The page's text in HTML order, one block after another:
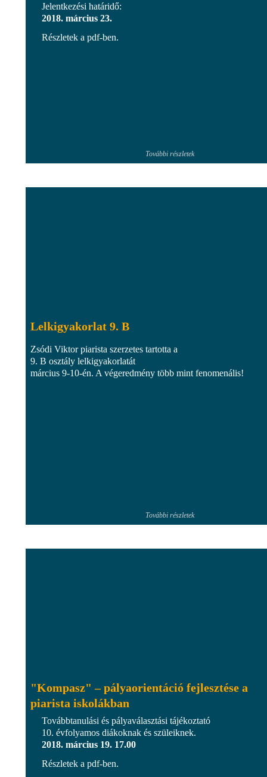
Jelentkezési határidő:
2018. március 23.
Részletek a pdf-ben.
További részletek
Lelkigyakorlat 9. B
Zsódi Viktor piarista szerzetes tartotta a
9. B osztály lelkigyakorlatát
március 9-10-én. A végeredmény több mint fenomenális!
További részletek
"Kompasz" – pályaorientáció fejlesztése a
piarista iskolákban
Továbbtanulási és pályaválasztási tájékoztató
10. évfolyamos diákoknak és szüleiknek.
2018. március 19. 17.00
Részletek a pdf-ben.